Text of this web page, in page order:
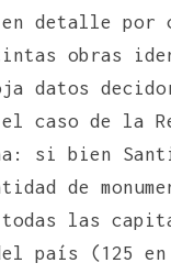
detalle por
obras
datos
caso de la
si bien
de
las
país (125